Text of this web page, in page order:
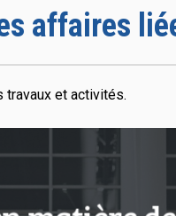
affaires
travaux et activités.